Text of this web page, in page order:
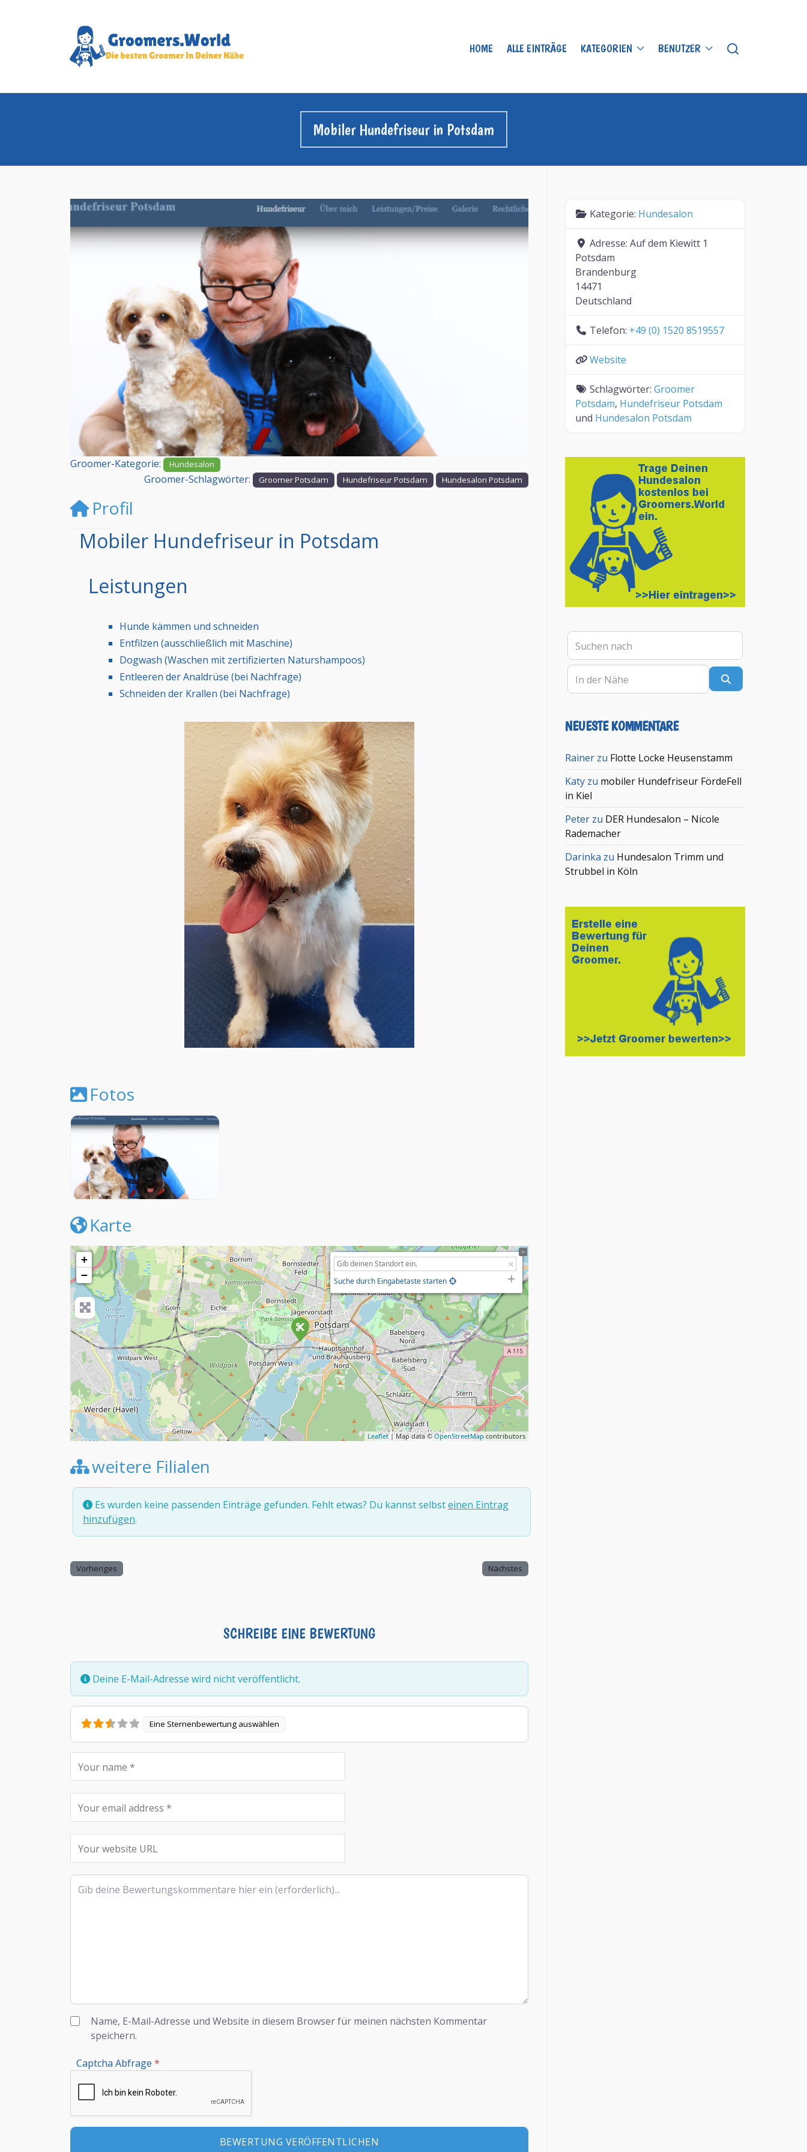
HOME ALLE EINTRÄGE KATEGORIEN BENUTZER
Mobiler Hundefriseur in Potsdam
Vorheriges
Groomer-Kategorie: Hundesalon
Groomer-Schlagwörter: Groomer Potsdam Hundefriseur Potsdam Hundesalon Potsdam
Profil
Mobiler Hundefriseur in Potsdam
Leistungen
Hunde kämmen und schneiden
Entfilzen (ausschließlich mit Maschine)
Dogwash (Waschen mit zertifizierten Naturshampoos)
Entleeren der Analdrüse (bei Nachfrage)
Schneiden der Krallen (bei Nachfrage)
Fotos
Karte
+
−
Suche durch Eingabetaste starten
Leaflet| Map data ©OpenStreetMap contributors
weitere Filialen
Es wurden keine passenden Einträge gefunden. Fehlt etwas? Du kannst selbsteinen Eintrag
hinzufügen.
Vorheriges Nächstes
SCHREIBE EINE BEWERTUNG
Deine E-Mail-Adresse wird nicht veröffentlicht.
Eine Sternenbewertung auswählen
Rezensionstext
Name, E-Mail-Adresse und Website in diesem Browser für meinen nächsten Kommentar
speichern.
Captcha Abfrage *
Kategorie: Hundesalon
Adresse:Auf dem Kiewitt 1
Potsdam
Brandenburg
14471
Deutschland
Telefon: +49 (0) 1520 8519557
Website
Schlagwörter:Groomer
Potsdam, Hundefriseur Potsdam
und Hundesalon Potsdam
Suchen nach
In der Nähe
NEUESTE KOMMENTARE
Rainer zu Flotte Locke Heusenstamm
Katy zu mobiler Hundefriseur FördeFell
in Kiel
Peter zu DER Hundesalon – Nicole
Rademacher
Darinka zu Hundesalon Trimm und
Strubbel in Köln